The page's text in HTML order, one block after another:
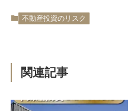
不動産投資のリスク
関連記事